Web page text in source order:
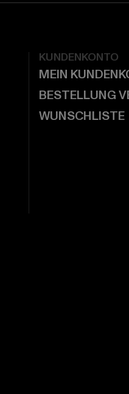
KUNDENKONTO
MEIN
BESTELLUNG
WUNSCHLISTE